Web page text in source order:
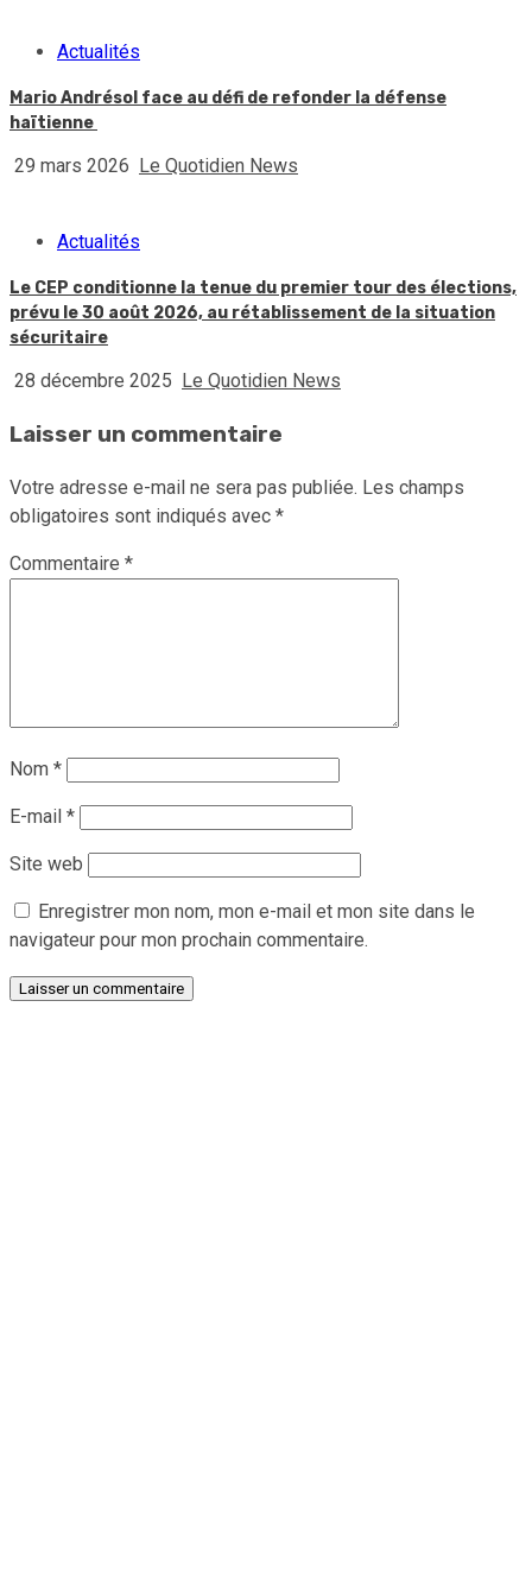
Actualités
Mario Andrésol face au défi de refonder la défense
haïtienne
29 mars 2026 Le Quotidien News
Actualités
Le CEP conditionne la tenue du premier tour des élections,
prévu le 30 août 2026, au rétablissement de la situation
sécuritaire
28 décembre 2025 Le Quotidien News
Laisser un commentaire
Votre adresse e-mail ne sera pas publiée. Les champs
obligatoires sont indiqués avec *
Commentaire *
Nom *
E-mail *
Site web
Enregistrer mon nom, mon e-mail et mon site dans le
navigateur pour mon prochain commentaire.